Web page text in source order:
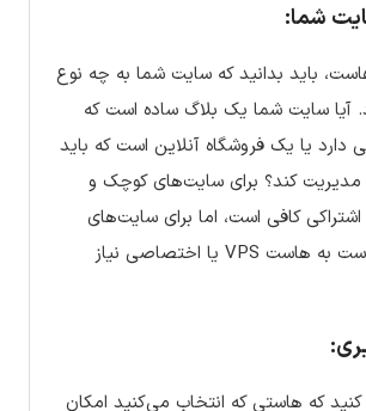
باید بدانید که سایت شما به چه نوع
آیا سایت شما یک بلاگ ساده است که
دارد یا یک فروشگاه آنلاین است که باید
مدیریت کند؟ برای سایت‌های کوچک و
کافی است، اما برای سایت‌های
بزرگ‌تر، ممکن است به هاست VPS یا اختصاصی نیاز
که هاستی که انتخاب می‌کنید امکان